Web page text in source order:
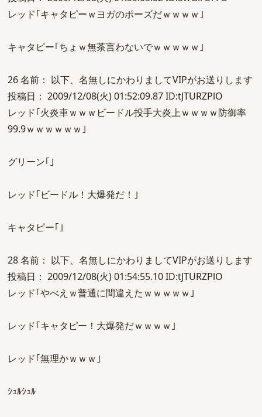
レッド｢キャタピーｗヨガのポーズだｗｗｗｗ｣
キャタピー｢ちょｗ無茶言わないでｗｗｗｗｗ｣
26 名前： 以下、名無しにかわりましてVIPがお送りします
投稿日： 2009/12/08(火) 01:52:09.87 ID:tJTURZPlO
レッド｢火炎車ｗｗｗビードル投手大炎上ｗｗｗｗ防御率
99.9ｗｗｗｗｗｗ｣
グリーン｢｣
レッド｢ビードル！大爆発だ！｣
キャタピー｢｣
28 名前： 以下、名無しにかわりましてVIPがお送りします
投稿日： 2009/12/08(火) 01:54:55.10 ID:tJTURZPlO
レッド｢やべえｗ普通に間違えたｗｗｗｗｗ｣
レッド｢キャタピー！大爆発だｗｗｗｗ｣
レッド｢無理かｗｗｗ｣
ｼｭﾙｼｭﾙ